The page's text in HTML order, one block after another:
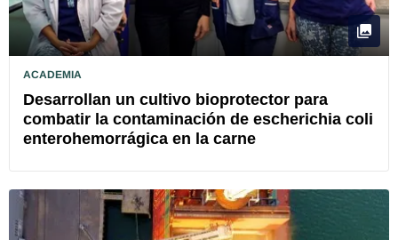
ACADEMIA
Desarrollan un cultivo bioprotector para
combatir la contaminación de escherichia coli
enterohemorrágica en la carne